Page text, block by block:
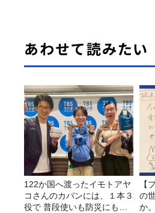
あわせて読みたい
122か国へ渡ったイモトアヤ
コさんのカバンには、１本３
役で 普段使いも防災にもな
【
の
か。